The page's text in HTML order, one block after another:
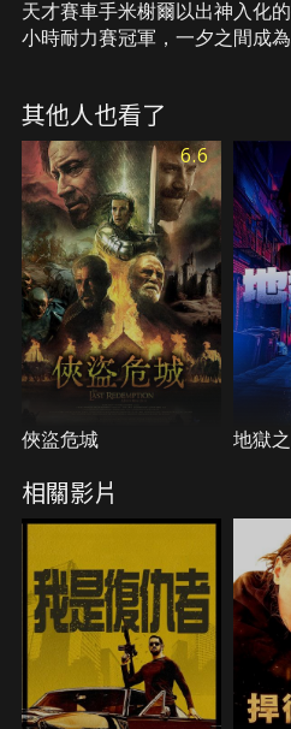
天才賽車手米榭爾以出神入化
小時耐力賽冠軍，一夕之間成
中製造各種陰謀，其他車隊更
骯髒手段。面對危機，米榭爾
勝利嗎？
其他人也看了
6.6
俠盜危城 地獄
相關影片